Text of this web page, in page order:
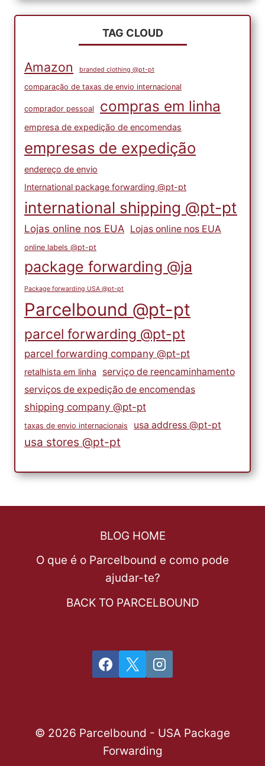
TAG CLOUD
Amazon branded clothing @pt-pt
comparação de taxas de envio internacional
comprador pessoal compras em linha
empresa de expedição de encomendas
empresas de expedição
endereço de envio
International package forwarding @pt-pt
international shipping @pt-pt
Lojas online nos EUA Lojas online nos EUA
online labels @pt-pt
package forwarding @ja
Package forwarding USA @pt-pt
Parcelbound @pt-pt
parcel forwarding @pt-pt
parcel forwarding company @pt-pt
retalhista em linha
serviço de reencaminhamento
serviços de expedição de encomendas
shipping company @pt-pt
taxas de envio internacionais usa address @pt-pt
usa stores @pt-pt
BLOG HOME
O que é o Parcelbound e como pode
ajudar-te?
BACK TO PARCELBOUND
© 2026 Parcelbound - USA Package
Forwarding